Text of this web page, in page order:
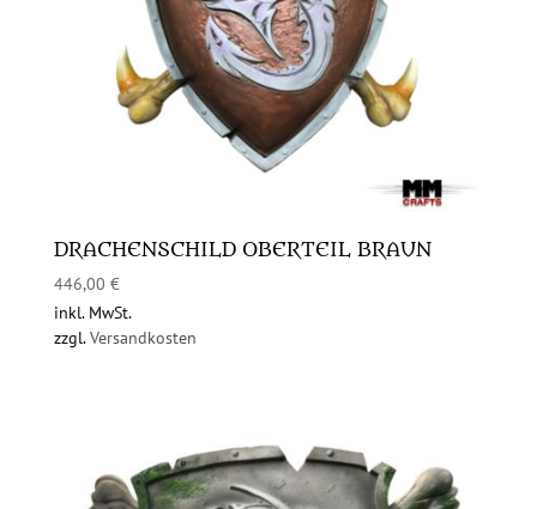
DRACHENSCHILD OBERTEIL BRAUN
446,00 €
inkl. MwSt.
zzgl.Versandkosten